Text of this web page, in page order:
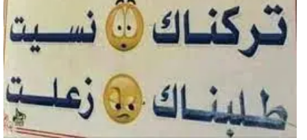
د
ا
ر
و